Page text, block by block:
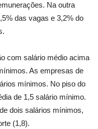
Na outra
das vagas e 3,2% do
com salário médio acima
As empresas de
mínimos. No piso do
de 1,5 salário mínimo.
dois salários mínimos,
(1,8).